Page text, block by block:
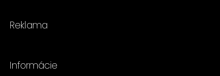
Reklama
Informácie